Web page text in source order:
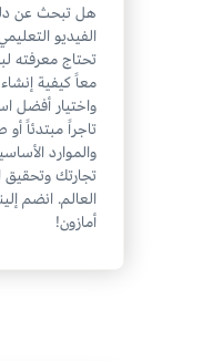
هل تبحث عن
الفيديو
تحتاج معرفته
معاً كيفية
واختيار أفضل
تاجراً مبتدئاً
والموارد
تجارتك وتحقيق
العالم. انضم
أمازون!